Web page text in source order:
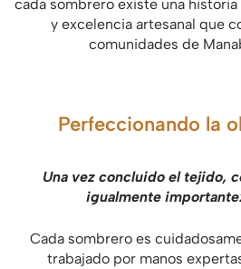
cada sombrero existe una
y excelencia artesanal que
comunidades de
Perfeccionando la
Una vez concluido el tejido,
igualmente
Cada sombrero es
trabajado por manos